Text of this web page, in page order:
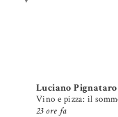
Luciano
Vino e pizza: il
23 ore fa